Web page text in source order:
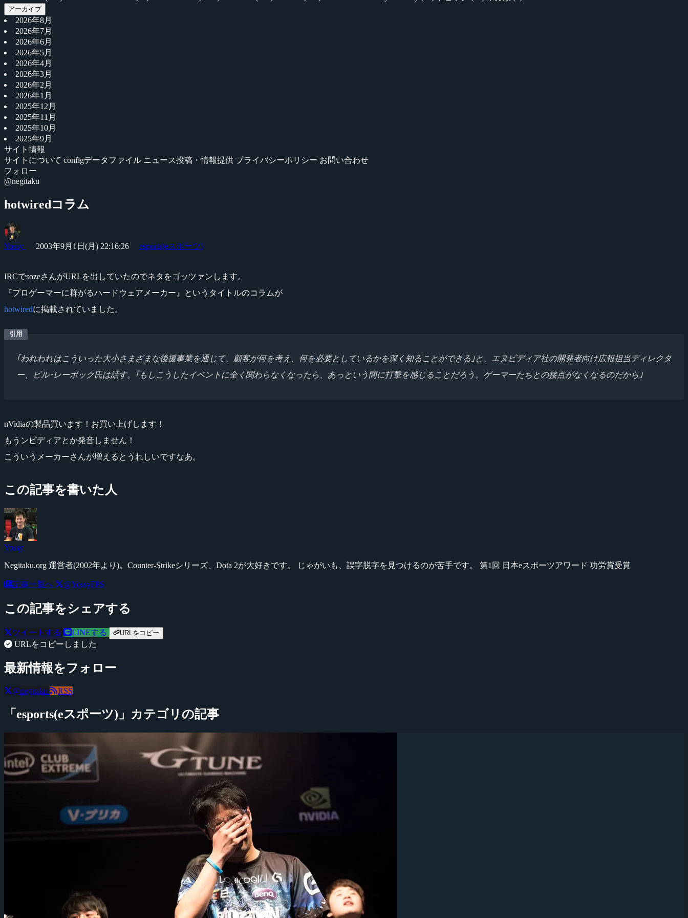
アーカイブ
2026年8月
2026年7月
2026年6月
2026年5月
2026年4月
2026年3月
2026年2月
2026年1月
2025年12月
2025年11月
2025年10月
2025年9月
サイト情報
サイトについて configデータファイル ニュース投稿・情報提供 プライバシーポリシー お問い合わせ
フォロー
@negitaku
hotwiredコラム
Yossy 2003年9月1日(月) 22:16:26 esports(eスポーツ)
IRCでsozeさんがURLを出していたのでネタをゴッツァンします。
『プロゲーマーに群がるハードウェアメーカー』というタイトルのコラムが
hotwiredに掲載されていました。
｢われわれはこういった大小さまざまな後援事業を通じて、顧客が何を考え、何を必要としているかを深く知ることができる｣と、エヌビディア社の開発者向け広報担当ディレクタ
ー、ビル･レーボック氏は話す。｢もしこうしたイベントに全く関わらなくなったら、あっという間に打撃を感じることだろう。ゲーマーたちとの接点がなくなるのだから｣
nVidiaの製品買います！お買い上げします！
もうンビディアとか発音しません！
こういうメーカーさんが増えるとうれしいですなあ。
この記事を書いた人
Yossy
Negitaku.org 運営者(2002年より)。Counter-Strikeシリーズ、Dota 2が大好きです。 じゃがいも、誤字脱字を見つけるのが苦手です。 第1回 日本eスポーツアワード 功労賞受賞
記事一覧へ @YossyFPS
この記事をシェアする
ツイートする LINEする URLをコピー
URLをコピーしました
最新情報をフォロー
@negitaku RSS
「esports(eスポーツ)」カテゴリの記事